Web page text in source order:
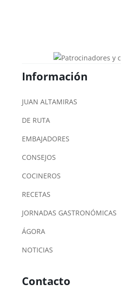
Información
JUAN ALTAMIRAS
DE RUTA
EMBAJADORES
CONSEJOS
COCINEROS
RECETAS
JORNADAS GASTRONÓMICAS
ÁGORA
NOTICIAS
Contacto